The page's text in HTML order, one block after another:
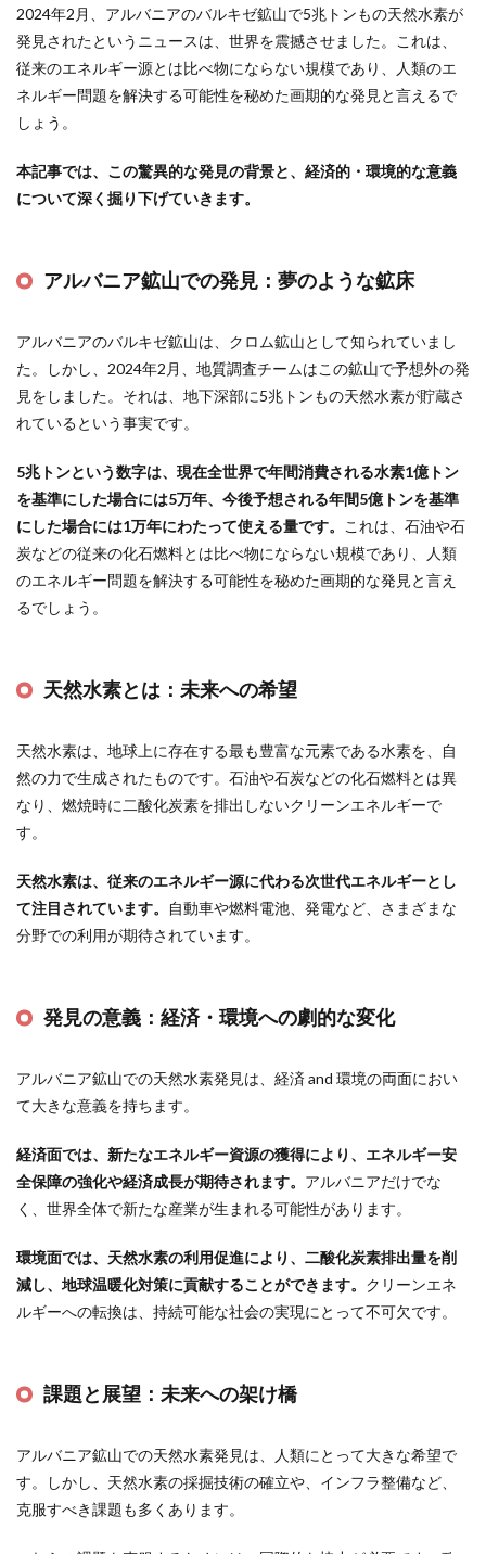
2024年2月、アルバニアのバルキゼ鉱山で5兆トンもの天然水素が
発見されたというニュースは、世界を震撼させました。これは、
従来のエネルギー源とは比べ物にならない規模であり、人類のエ
ネルギー問題を解決する可能性を秘めた画期的な発見と言えるで
しょう。
本記事では、この驚異的な発見の背景と、経済的・環境的な意義
について深く掘り下げていきます。
アルバニア鉱山での発見：夢のような鉱床
アルバニアのバルキゼ鉱山は、クロム鉱山として知られていまし
た。しかし、2024年2月、地質調査チームはこの鉱山で予想外の発
見をしました。それは、地下深部に5兆トンもの天然水素が貯蔵さ
れているという事実です。
5兆トンという数字は、現在全世界で年間消費される水素1億トン
を基準にした場合には5万年、今後予想される年間5億トンを基準
にした場合には1万年にわたって使える量です。
これは、石油や石
炭などの従来の化石燃料とは比べ物にならない規模であり、人類
のエネルギー問題を解決する可能性を秘めた画期的な発見と言え
るでしょう。
天然水素とは：未来への希望
天然水素は、地球上に存在する最も豊富な元素である水素を、自
然の力で生成されたものです。石油や石炭などの化石燃料とは異
なり、燃焼時に二酸化炭素を排出しないクリーンエネルギーで
す。
天然水素は、従来のエネルギー源に代わる次世代エネルギーとし
て注目されています。
自動車や燃料電池、発電など、さまざまな
分野での利用が期待されています。
発見の意義：経済・環境への劇的な変化
アルバニア鉱山での天然水素発見は、経済 and 環境の両面におい
て大きな意義を持ちます。
経済面では、新たなエネルギー資源の獲得により、エネルギー安
全保障の強化や経済成長が期待されます。 アルバニアだけでな
く、世界全体で新たな産業が生まれる可能性があります。
環境面では、天然水素の利用促進により、二酸化炭素排出量を削
減し、地球温暖化対策に貢献することができます。 クリーンエネ
ルギーへの転換は、持続可能な社会の実現にとって不可欠です。
課題と展望：未来への架け橋
アルバニア鉱山での天然水素発見は、人類にとって大きな希望で
す。しかし、天然水素の採掘技術の確立や、インフラ整備など、
克服すべき課題も多くあります。